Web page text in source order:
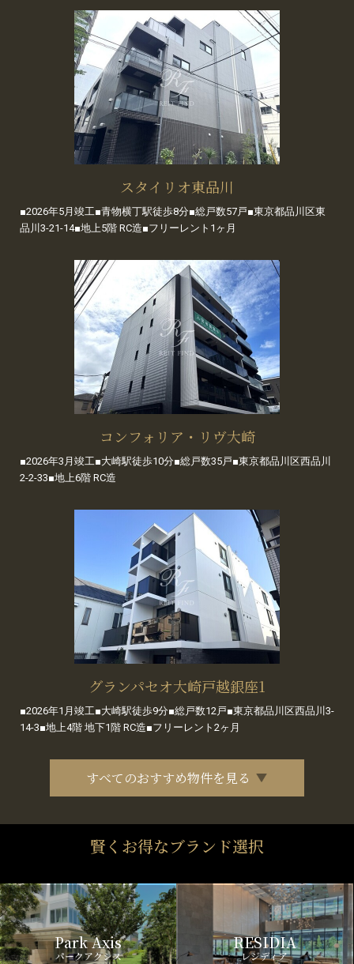
スタイリオ東品川
■2026年5月竣工■青物横丁駅徒歩8分■総戸数57戸■東京都品川区東
品川3-21-14■地上5階 RC造■フリーレント1ヶ月
コンフォリア・リヴ大崎
■2026年3月竣工■大崎駅徒歩10分■総戸数35戸■東京都品川区西品川
2-2-33■地上6階 RC造
グランパセオ大崎戸越銀座1
■2026年1月竣工■大崎駅徒歩9分■総戸数12戸■東京都品川区西品川3-
14-3■地上4階 地下1階 RC造■フリーレント2ヶ月
すべてのおすすめ物件を見る
賢くお得なブランド選択
Park Axis
パークアクシス
RESIDIA
レジディア